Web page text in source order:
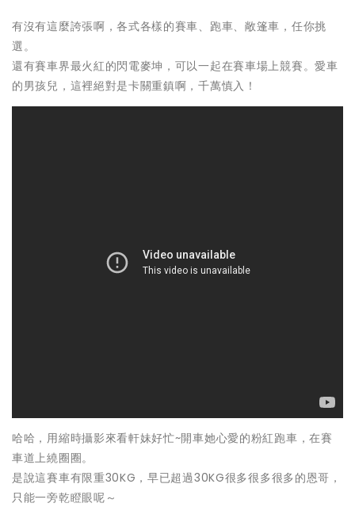
有沒有這麼誇張啊，各式各樣的賽車、跑車、敞篷車，任你挑
選。
還有賽車界最火紅的閃電麥坤，可以一起在賽車場上競賽。愛車
的男孩兒，這裡絕對是卡關重鎮啊，千萬慎入！
哈哈，用縮時攝影來看軒妹好忙~開車她心愛的粉紅跑車，在賽
車道上繞圈圈。
是說這賽車有限重30KG，早已超過30KG很多很多很多的恩哥，
只能一旁乾瞪眼呢～